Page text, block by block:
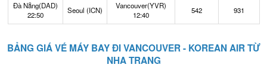
Đà Nẵng(DAD)
22:50
Seoul (ICN)
Vancouver(YVR)
12:40
542 931
BẢNG GIÁ VÉ MÁY BAY ĐI VANCOUVER - KOREAN AIR TỪ
NHA TRANG